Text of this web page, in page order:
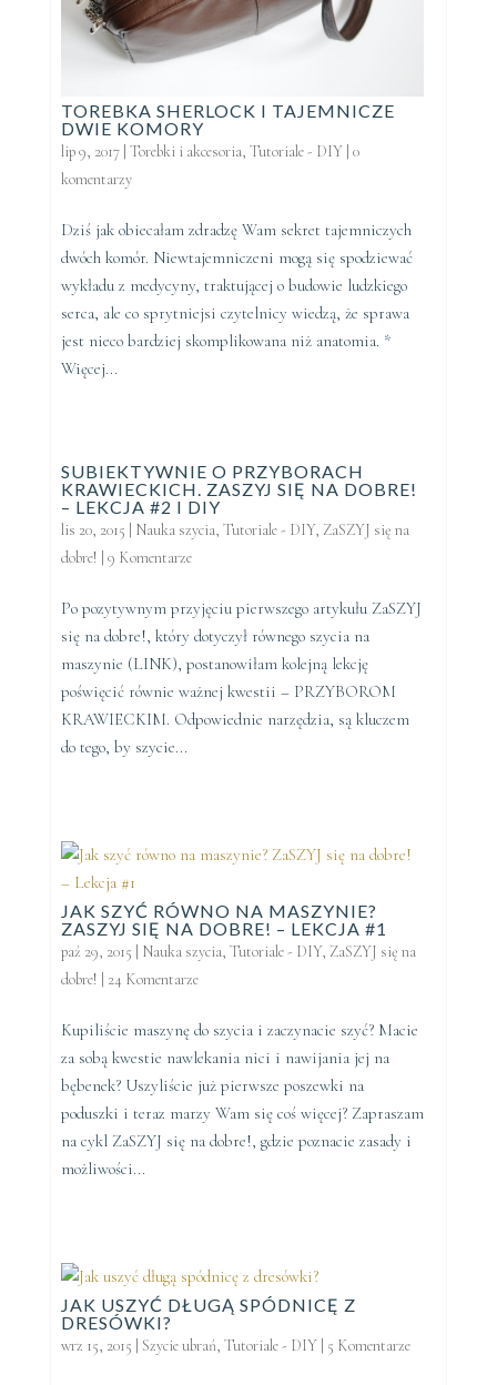
TOREBKA SHERLOCK I TAJEMNICZE
DWIE KOMORY
lip 9, 2017| Torebki i akcesoria, Tutoriale - DIY| 0
komentarzy
Dziś jak obiecałam zdradzę Wam sekret tajemniczych
dwóch komór. Niewtajemniczeni mogą się spodziewać
wykładu z medycyny, traktującej o budowie ludzkiego
serca, ale co sprytniejsi czytelnicy wiedzą, że sprawa
jest nieco bardziej skomplikowana niż anatomia. *
Więcej...
SUBIEKTYWNIE O PRZYBORACH
KRAWIECKICH. ZASZYJ SIĘ NA DOBRE!
– LEKCJA #2 I DIY
lis 20, 2015 Nauka szycia, Tutoriale - DIY, ZaSZYJ się na
dobre! 9 Komentarze
Po pozytywnym przyjęciu pierwszego artykułu ZaSZYJ
się na dobre!, który dotyczył równego szycia na
maszynie (LINK), postanowiłam kolejną lekcję
poświęcić równie ważnej kwestii – PRZYBOROM
KRAWIECKIM. Odpowiednie narzędzia, są kluczem
do tego, by szycie...
JAK SZYĆ RÓWNO NA MASZYNIE?
ZASZYJ SIĘ NA DOBRE! – LEKCJA #1
paź 29, 2015 Nauka szycia, Tutoriale - DIY, ZaSZYJ się na
dobre!
24 Komentarze
Kupiliście maszynę do szycia i zaczynacie szyć? Macie
za sobą kwestie nawlekania nici i nawijania jej na
bębenek? Uszyliście już pierwsze poszewki na
poduszki i teraz marzy Wam się coś więcej? Zapraszam
na cykl ZaSZYJ się na dobre!, gdzie poznacie zasady i
możliwości...
JAK USZYĆ DŁUGĄ SPÓDNICĘ Z
DRESÓWKI?
wrz 15, 2015 Szycie ubrań, Tutoriale - DIY| 5 Komentarze